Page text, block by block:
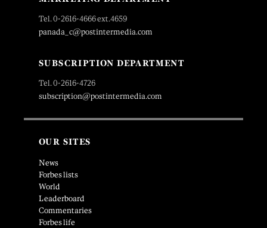
Tel. 0-2616-4666 ext.4659
panada_c@postintermedia.com
SUBSCRIPTION DEPARTMENT
Tel. 0-2616-4726
subscription@postintermedia.com
OUR SITES
News
Forbes lists
World
Leaderboard
Commentaries
Forbes life